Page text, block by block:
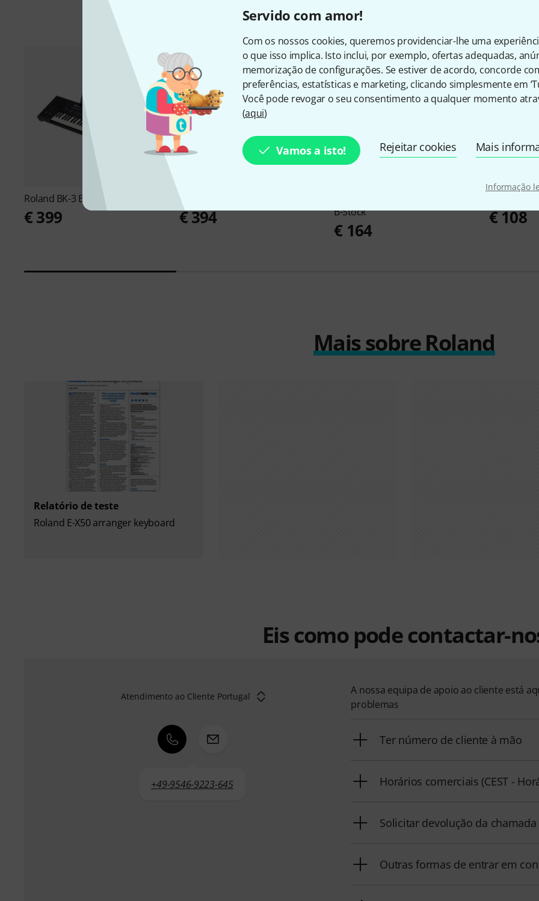
Servido com amor!
Com os nossos cookies, queremos providenciar-lhe uma
o que isso implica. Isto inclui, por exemplo, ofertas adequadas,
memorização de configurações. Se estiver de acordo, concorde
preferências, estatísticas e marketing, clicando simplesmente em
Você pode revogar o seu consentimento a qualquer momento
(aqui)
Vamos a isto! Rejeitar cookies Mais
Informação
Blow-Outs
Roland BK-3 BK B-Stock
€ 399
Roland
€ 394
B-Stock
€ 164
€ 108
Mais sobre Roland
Relatório de teste
Roland E-X50 arranger keyboard
Eis como pode contactar-
Atendimento ao Cliente Portugal
+49-9546-9223-645
A nossa equipa de apoio ao cliente está
problemas
Ter número de cliente à mão
Horários comerciais (CEST -
Solicitar devolução da chamada
Outras formas de entrar em